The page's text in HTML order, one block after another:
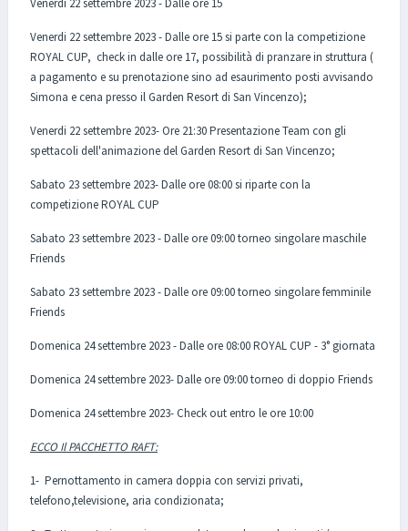
Venerdi 22 settembre 2023 - Dalle ore 15
Venerdi 22 settembre 2023 - Dalle ore 15 si parte con la competizione
ROYAL CUP, check in dalle ore 17, possibilità di pranzare in struttura (
a pagamento e su prenotazione sino ad esaurimento posti avvisando
Simona e cena presso il Garden Resort di San Vincenzo);
Venerdi 22 settembre 2023- Ore 21:30 Presentazione Team con gli
spettacoli dell'animazione del Garden Resort di San Vincenzo;
Sabato 23 settembre 2023- Dalle ore 08:00 si riparte con la
competizione ROYAL CUP
Sabato 23 settembre 2023 - Dalle ore 09:00 torneo singolare maschile
Friends
Sabato 23 settembre 2023 - Dalle ore 09:00 torneo singolare femminile
Friends
Domenica 24 settembre 2023 - Dalle ore 08:00 ROYAL CUP - 3° giornata
Domenica 24 settembre 2023- Dalle ore 09:00 torneo di doppio Friends
Domenica 24 settembre 2023- Check out entro le ore 10:00
ECCO Il PACCHETTO RAFT:
1- Pernottamento in camera doppia con servizi privati,
telefono,televisione, aria condizionata;